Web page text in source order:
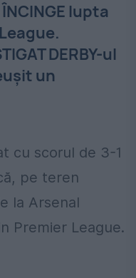
ÎNCINGE lupta
DERBY-ul
un
cu scorul de 3-1
pe teren
la Arsenal
Premier League.